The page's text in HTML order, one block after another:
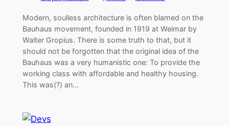
Modern, soulless architecture is often blamed on the
Bauhaus movement, founded in 1919 at Weimar by
Walter Gropius. There is some truth to that, but it
should not be forgotten that the original idea of the
Bauhaus was a very humanistic one: To provide the
working class with affordable and healthy housing.
This was(?) an…